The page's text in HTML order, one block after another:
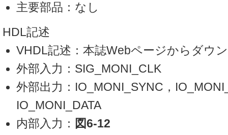
主要部品：なし
HDL記述
VHDL記述：本誌Webページからダウ
外部入力：SIG_MONI_CLK
外部出力：IO_MONI_SYNC，
IO_MONI_DATA
内部入力： 図6-12